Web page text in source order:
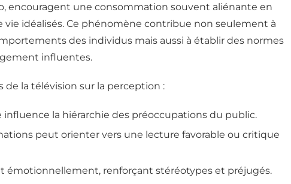
encouragent une consommation souvent aliénante en
idéalisés. Ce phénomène contribue non seulement à
des individus mais aussi à établir des normes
influentes.
de la télévision sur la perception :
influence la hiérarchie des préoccupations du public.
peut orienter vers une lecture favorable ou critique
émotionnellement, renforçant stéréotypes et préjugés.